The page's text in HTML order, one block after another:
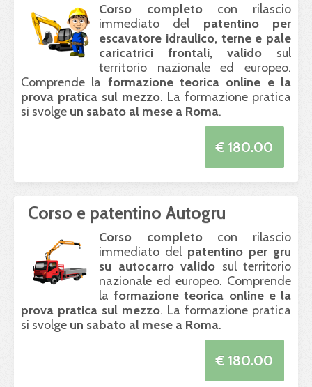
Corso completocon rilascio
immediato del patentino per
escavatore idraulico, terne e pale
caricatrici frontali, valido sul
territorio nazionale ed europeo.
Comprende la formazione teorica online e la
prova pratica sul mezzo. La formazione pratica
si svolge un sabato al mese a Roma.
€ 180.00
Corso e patentino Autogru
Corso completocon rilascio
immediato del patentino per gru
su autocarro valido sul territorio
nazionale ed europeo. Comprende
laformazione teorica online e la
prova pratica sul mezzo. La formazione pratica
si svolge un sabato al mese a Roma.
€ 180.00